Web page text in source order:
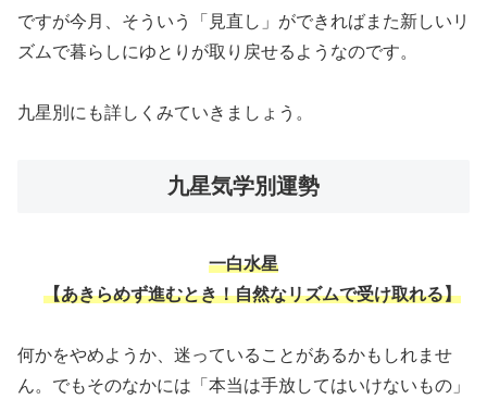
ですが今月、そういう「見直し」ができればまた新しいリ
ズムで暮らしにゆとりが取り戻せるようなのです。
九星別にも詳しくみていきましょう。
九星気学別運勢
一白水星
【あきらめず進むとき！自然なリズムで受け取れる】
何かをやめようか、迷っていることがあるかもしれませ
ん。でもそのなかには「本当は手放してはいけないもの」